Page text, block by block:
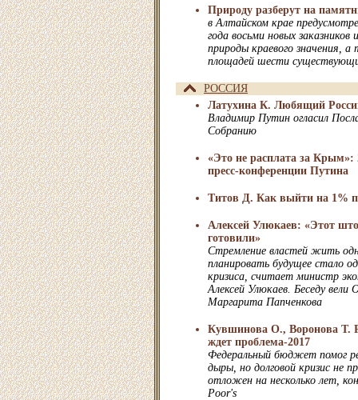
Природу разберут на
в Алтайском крае
года восьми новых
природы краевого значения,
площадей шести
РОССИЯ
Латухина К. Любящий
Владимир Путин огласил
Собранию
«Это не расплата за
пресс-конференции Путина
Титов Д. Как выйти на 1%
Алексей Улюкаев: «Этот
готовили»
Стремление властей жить
планировать будущее стало
кризиса, считает министр
Алексей Улюкаев. Беседу вели
Маргарита Папченкова
Кувшинова О., Воронова Т.
ждет проблема-2017
Федеральный бюджет помог
дыры, но долговой кризис не
отложен на несколько лет,
Poor's